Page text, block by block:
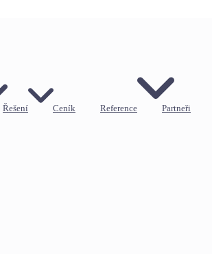
Řešení Ceník Reference Partneři